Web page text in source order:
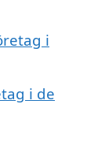
i
i de